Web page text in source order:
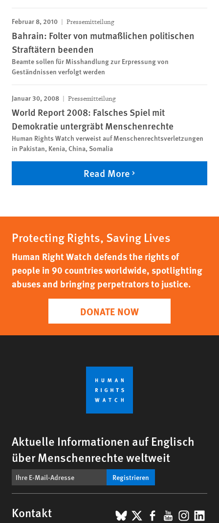
Februar 8, 2010 Pressemitteilung
Bahrain: Folter von mutmaßlichen politischen
Straftätern beenden
Beamte sollen für Misshandlung zur Erpressung von
Geständnissen verfolgt werden
Januar 30, 2008 Pressemitteilung
World Report 2008: Falsches Spiel mit
Demokratie untergräbt Menschenrechte
Human Rights Watch verweist auf Menschenrechtsverletzungen
in Pakistan, Kenia, China, Somalia
Read More
Protecting Rights, Saving Lives
Human Right Watch defends the rights of
people in 90 countries worldwide, spotlighting
abuses and bringing perpetrators to justice.
DONATE NOW
Aktuelle Informationen auf Englisch
über Menschenrechte weltweit
Registrieren
Kontakt BlueSky
X Facebook
YouTube